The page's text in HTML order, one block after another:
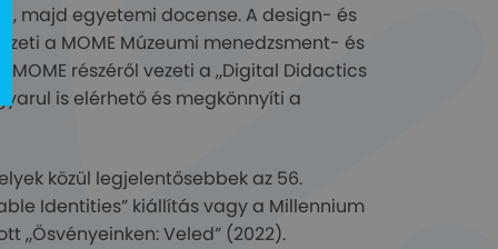
majd egyetemi docense. A design- és
a MOME Múzeumi menedzsment- és
részéről vezeti a „Digital Didactics
is elérhető és megkönnyíti a
közül legjelentősebbek az 56.
Identities” kiállítás vagy a Millennium
„Ösvényeinken: Veled” (2022).